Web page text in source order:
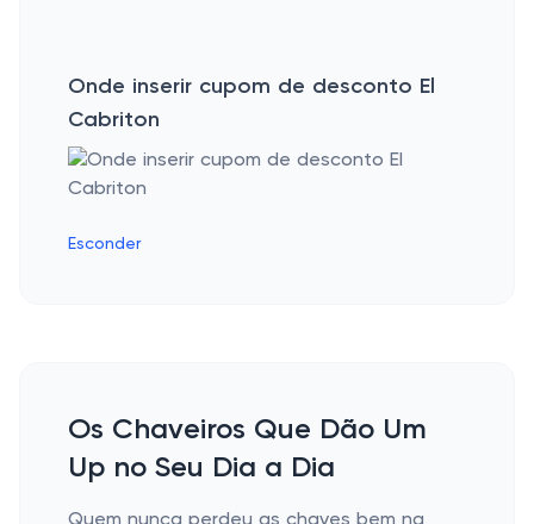
Onde inserir cupom de desconto El
Cabriton
Esconder
Os Chaveiros Que Dão Um
Up no Seu Dia a Dia